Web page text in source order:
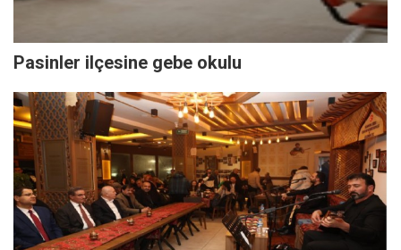
Pasinler ilçesine gebe okulu